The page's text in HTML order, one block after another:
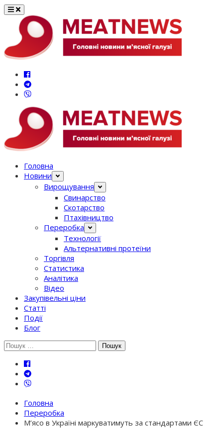
Перейти
вмісту
Головна
Новини
Вирощування
Свинарство
Скотарство
Птахівництво
Переробка
Технології
Альтернативні протеїни
Торгівля
Статистика
Аналітика
Відео
Закупівельні ціни
Статті
Події
Блог
Шукати:
Головна
Переробка
М’ясо в Україні маркуватимуть за стандартами ЄС